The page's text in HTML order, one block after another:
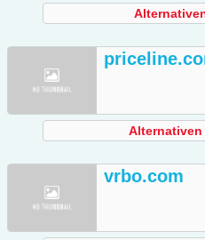
vrbo.com